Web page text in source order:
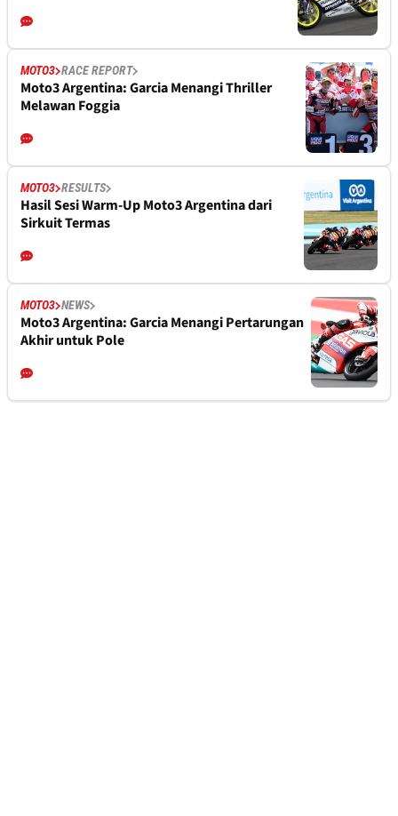
MOTO3 RACE REPORT
Moto3 Argentina: Garcia Menangi Thriller
Melawan Foggia
MOTO3 RESULTS
Hasil Sesi Warm-Up Moto3 Argentina dari
Sirkuit Termas
MOTO3 NEWS
Moto3 Argentina: Garcia Menangi Pertarungan
Akhir untuk Pole